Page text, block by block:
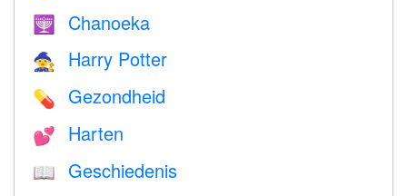
🕎 Chanoeka
🧙 Harry Potter
💊 Gezondheid
💕 Harten
📖
Geschiedenis